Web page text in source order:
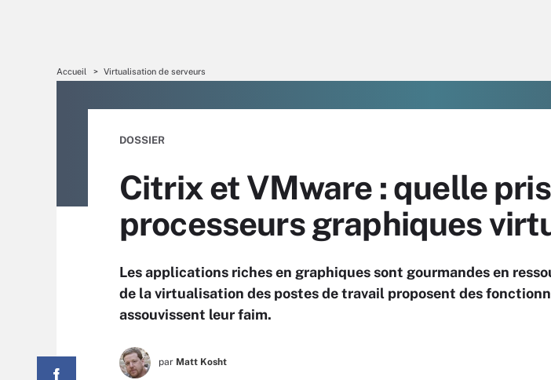
Accueil Virtualisation de serveurs
DOSSIER
Citrix et VMware : quelle
processeurs graphiques
Les applications riches en graphiques sont gourmandes en
de la virtualisation des postes de travail proposent des
assouvissent leur faim.
par Matt Kosht